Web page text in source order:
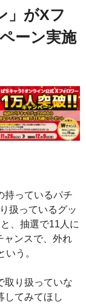
」がXフ
ーン実施
持っているパチ
扱っているグッ
、抽選で11人に
ャンスで、外れ
う。
取り扱っていな
してみてほし